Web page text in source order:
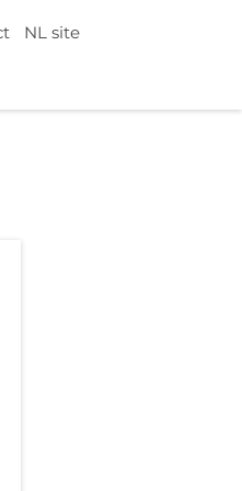
NL site